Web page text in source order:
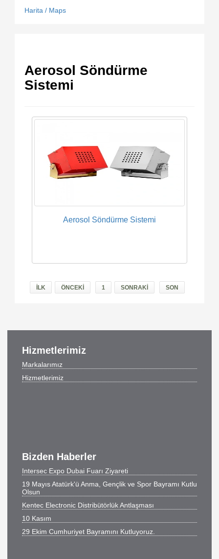
Harita / Maps
Aerosol Söndürme
Sistemi
Aerosol Söndürme Sistemi
İLK ÖNCEKİ 1 SONRAKİ SON
Hizmetlerimiz
Markalarımız
Hizmetlerimiz
Bizden Haberler
Intersec Expo Dubai Fuarı Ziyareti
19 Mayıs Atatürk'ü Anma, Gençlik ve Spor Bayramı Kutlu
Olsun
Kentec Electronic Distribütörlük Antlaşması
10 Kasım
29 Ekim Cumhuriyet Bayramını Kutluyoruz.